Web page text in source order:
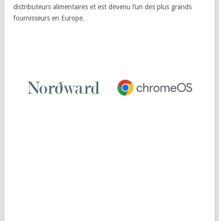
distributeurs alimentaires et est devenu l’un des plus grands
fournisseurs en Europe.